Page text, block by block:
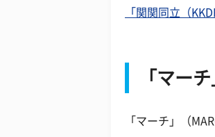
「関関同立（
「マー
「マーチ」（